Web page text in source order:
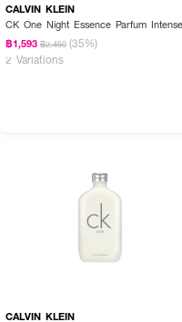
How to Use:
● ฉีดพรมตามร่างกาย หรือฉีดหลั
🌙 เติมเสน่ห์ความหอมเขียว นุ่มลึ
CALVIN KLEIN
CK One Night Essence Parfum Intense
฿1,593 ฿2,450 (35%)
2 Variations
CALVIN KLEIN